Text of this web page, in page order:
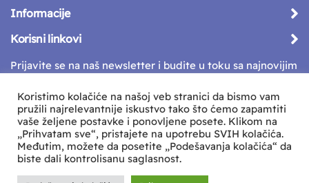
Informacije
Korisni linkovi
Prijavite se na naš newsletter i budite u toku sa najnovijim
Koristimo kolačiće na našoj veb stranici da bismo vam
pružili najrelevantnije iskustvo tako što ćemo zapamtiti
vaše željene postavke i ponovljene posete. Klikom na
„Prihvatam sve“, pristajete na upotrebu SVIH kolačića.
Međutim, možete da posetite „Podešavanja kolačića“ da
biste dali kontrolisanu saglasnost.